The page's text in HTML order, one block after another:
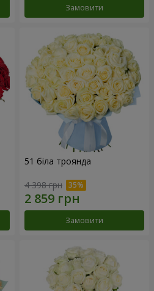
Замовити
51 біла троянда
4 398 грн
Замовити